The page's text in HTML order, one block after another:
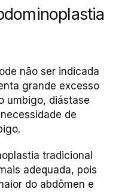
não ser indicada
grande excesso
umbigo, diástase
de
tradicional
adequada, pois
do abdômen e